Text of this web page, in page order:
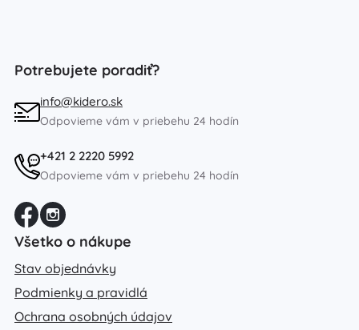
Potrebujete poradiť?
info@kidero.sk
Odpovieme vám v priebehu 24 hodín
+421 2 2220 5992
Odpovieme vám v priebehu 24 hodín
Všetko o nákupe
Stav objednávky
Podmienky a pravidlá
Ochrana osobných údajov